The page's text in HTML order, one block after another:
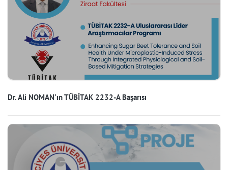
Dr. Ali NOMAN'ın TÜBİTAK 2232-A Başarısı